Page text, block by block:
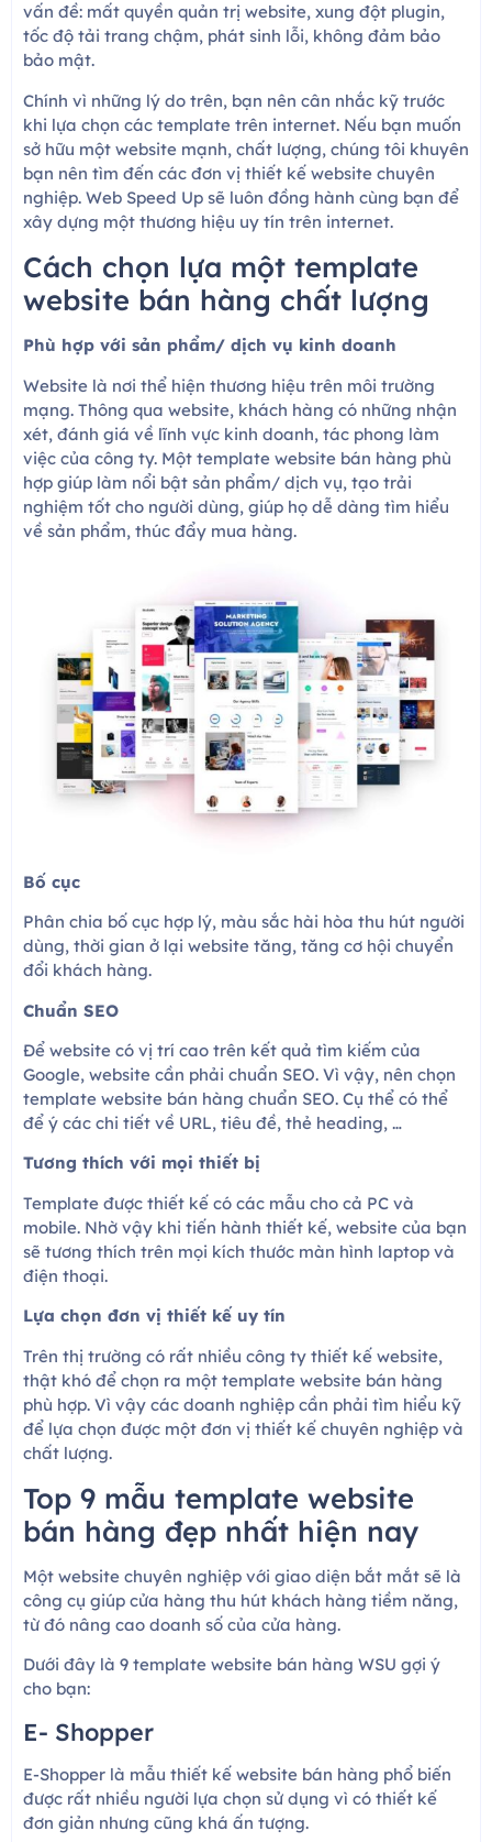
vấn đề: mất quyền quản trị website, xung đột plugin,
tốc độ tải trang chậm, phát sinh lỗi, không đảm bảo
bảo mật.
Chính vì những lý do trên, bạn nên cân nhắc kỹ trước
khi lựa chọn các template trên internet. Nếu bạn muốn
sở hữu một website mạnh, chất lượng, chúng tôi khuyên
bạn nên tìm đến các đơn vị thiết kế website chuyên
nghiệp. Web Speed Up sẽ luôn đồng hành cùng bạn để
xây dựng một thương hiệu uy tín trên internet.
Cách chọn lựa một template
website bán hàng chất lượng
Phù hợp với sản phẩm/ dịch vụ kinh doanh
Website là nơi thể hiện thương hiệu trên môi trường
mạng. Thông qua website, khách hàng có những nhận
xét, đánh giá về lĩnh vực kinh doanh, tác phong làm
việc của công ty. Một template website bán hàng phù
hợp giúp làm nổi bật sản phẩm/ dịch vụ, tạo trải
nghiệm tốt cho người dùng, giúp họ dễ dàng tìm hiểu
về sản phẩm, thúc đẩy mua hàng.
Bố cục
Phân chia bố cục hợp lý, màu sắc hài hòa thu hút người
dùng, thời gian ở lại website tăng, tăng cơ hội chuyển
đổi khách hàng.
Chuẩn SEO
Để website có vị trí cao trên kết quả tìm kiếm của
Google, website cần phải chuẩn SEO. Vì vậy, nên chọn
template website bán hàng chuẩn SEO. Cụ thể có thể
để ý các chi tiết về URL, tiêu đề, thẻ heading, …
Tương thích với mọi thiết bị
Template được thiết kế có các mẫu cho cả PC và
mobile. Nhờ vậy khi tiến hành thiết kế, website của bạn
sẽ tương thích trên mọi kích thước màn hình laptop và
điện thoại.
Lựa chọn đơn vị thiết kế uy tín
Trên thị trường có rất nhiều công ty thiết kế website,
thật khó để chọn ra một template website bán hàng
phù hợp. Vì vậy các doanh nghiệp cần phải tìm hiểu kỹ
để lựa chọn được một đơn vị thiết kế chuyên nghiệp và
chất lượng.
Top 9 mẫu template website
bán hàng đẹp nhất hiện nay
Một website chuyên nghiệp với giao diện bắt mắt sẽ là
công cụ giúp cửa hàng thu hút khách hàng tiềm năng,
từ đó nâng cao doanh số của cửa hàng.
Dưới đây là 9 template website bán hàng WSU gợi ý
cho bạn:
E- Shopper
E-Shopper là mẫu thiết kế website bán hàng phổ biến
được rất nhiều người lựa chọn sử dụng vì có thiết kế
đơn giản nhưng cũng khá ấn tượng.